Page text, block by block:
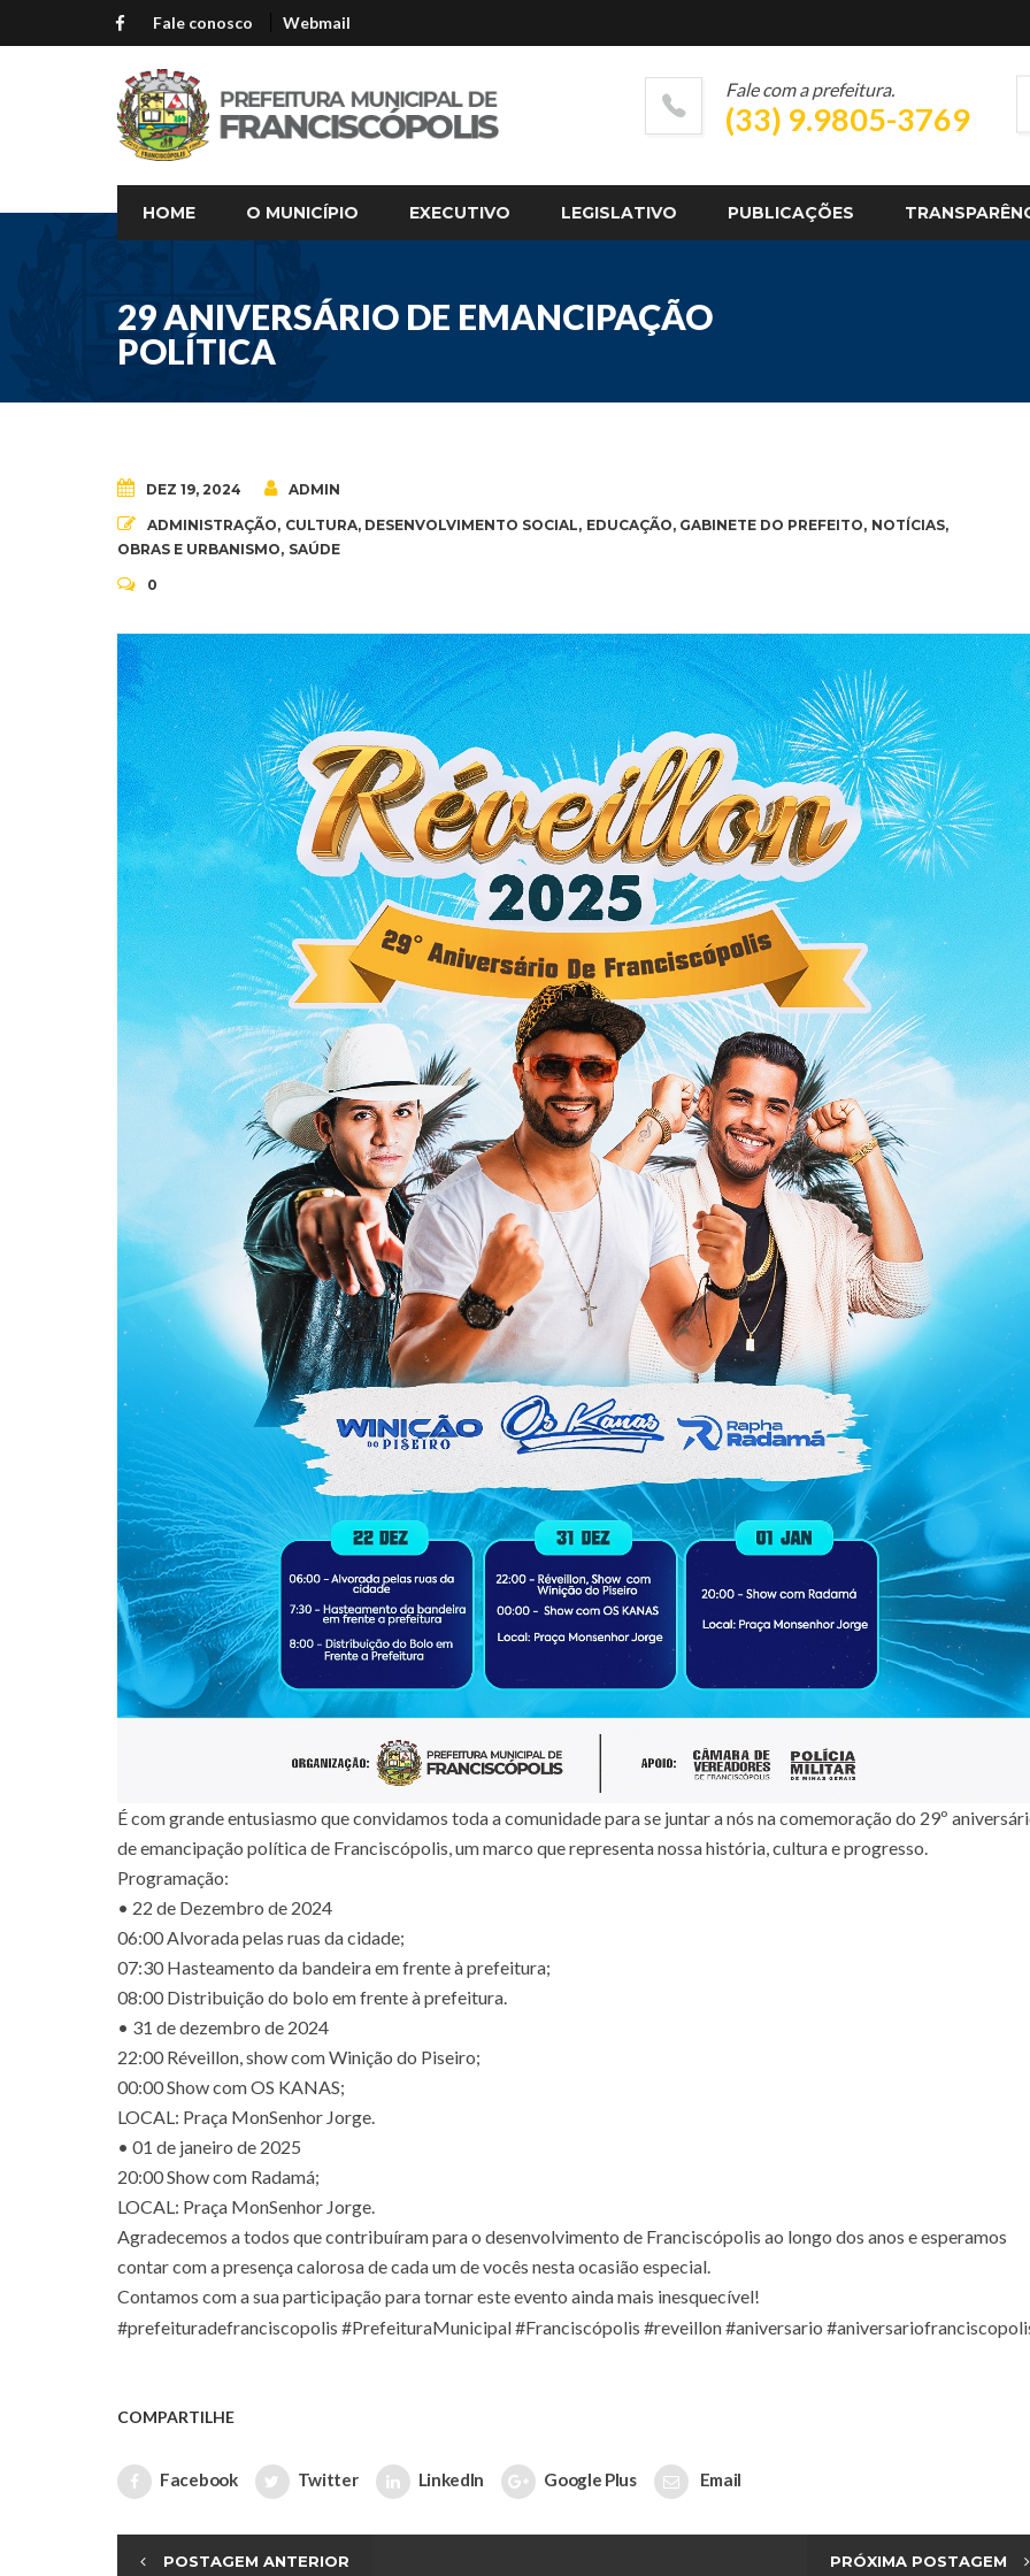
Fale conosco Webmail
HOME O MUNICÍPIO EXECUTIVO LEGISLATIVO PUBLICAÇÕES
Fale com a prefeitura.
(33) 9.9805-3769
29 ANIVERSÁRIO DE EMANCIPAÇÃO
POLÍTICA
DEZ 19, 2024 ADMIN
ADMINISTRAÇÃO, CULTURA, DESENVOLVIMENTO SOCIAL, EDUCAÇÃO, GABINETE DO PREFEITO, NOTÍCIAS,
OBRAS E URBANISMO, SAÚDE
0
É com grande entusiasmo que convidamos toda a comunidade para se juntar a nós na comemoração do 29º
de emancipação política de Franciscópolis, um marco que representa nossa história, cultura e progresso.
Programação:
• 22 de Dezembro de 2024
06:00 Alvorada pelas ruas da cidade;
07:30 Hasteamento da bandeira em frente à prefeitura;
08:00 Distribuição do bolo em frente à prefeitura.
• 31 de dezembro de 2024
22:00 Réveillon, show com Winição do Piseiro;
00:00 Show com OS KANAS;
LOCAL: Praça MonSenhor Jorge.
• 01 de janeiro de 2025
20:00 Show com Radamá;
LOCAL: Praça MonSenhor Jorge.
Agradecemos a todos que contribuíram para o desenvolvimento de Franciscópolis ao longo dos anos e esperamos
contar com a presença calorosa de cada um de vocês nesta ocasião especial.
Contamos com a sua participação para tornar este evento ainda mais inesquecível!
#prefeituradefranciscopolis #PrefeituraMunicipal#Franciscópolis #reveillon#aniversario
COMPARTILHE
Facebook Twitter LinkedIn Google Plus Email
POSTAGEM ANTERIOR PRÓXIMA POSTAGEM